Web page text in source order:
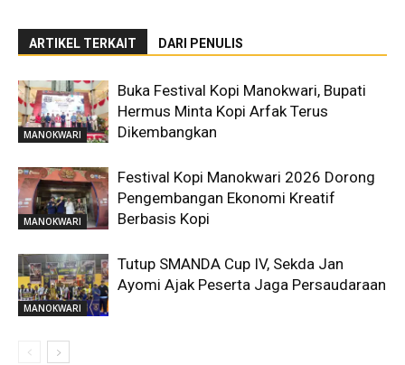
ARTIKEL TERKAIT DARI PENULIS
MANOKWARI
Buka Festival Kopi Manokwari, Bupati
Hermus Minta Kopi Arfak Terus
Dikembangkan
MANOKWARI
Festival Kopi Manokwari 2026 Dorong
Pengembangan Ekonomi Kreatif
Berbasis Kopi
MANOKWARI
Tutup SMANDA Cup IV, Sekda Jan
Ayomi Ajak Peserta Jaga Persaudaraan